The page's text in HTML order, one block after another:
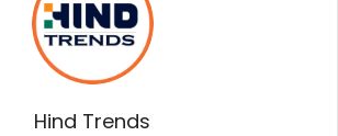
Hind Trends